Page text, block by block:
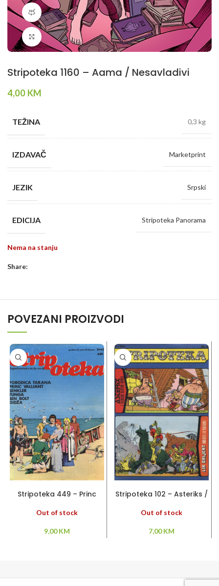
360 product view
Klikni da povečaš
Stripoteka 1160 – Aama / Nesavladivi
4,00 KM
TEŽINA 0,3 kg
IZDAVAČ Marketprint
JEZIK Srpski
EDICIJA Stripoteka Panorama
Nema na stanju
Share:
POVEZANI PROIZVODI
Stripoteka 449 – Princ
Porodica Tarana
Out of stock
9,00KM
Stripoteka 102 – Asteriks /
Out of stock
7,00KM